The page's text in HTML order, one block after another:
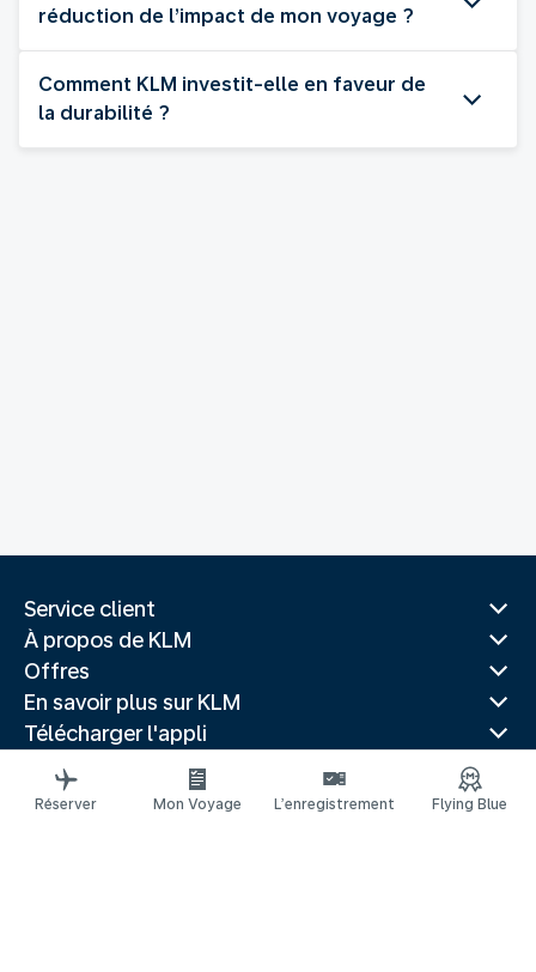
réduction de l’impact de mon voyage ?
Comment KLM investit-elle en faveur de
la durabilité ?
Service client
À propos de KLM
Offres
En savoir plus sur KLM
Télécharger l'appli
Sites Web associés
Guides de voyage
Réserver Mon Voyage L’enregistrement Flying Blue